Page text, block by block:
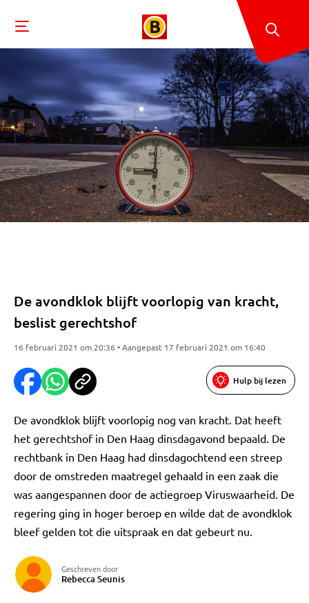
De avondklok blijft voorlopig van kracht,
beslist gerechtshof
16 februari 2021 om 20:36 • Aangepast 17 februari 2021 om 16:40
Hulp bij lezen
De avondklok blijft voorlopig nog van kracht. Dat heeft
het gerechtshof in Den Haag dinsdagavond bepaald. De
rechtbank in Den Haag had dinsdagochtend een streep
door de omstreden maatregel gehaald in een zaak die
was aangespannen door de actiegroep Viruswaarheid. De
regering ging in hoger beroep en wilde dat de avondklok
bleef gelden tot die uitspraak en dat gebeurt nu.
Geschreven door
Rebecca Seunis